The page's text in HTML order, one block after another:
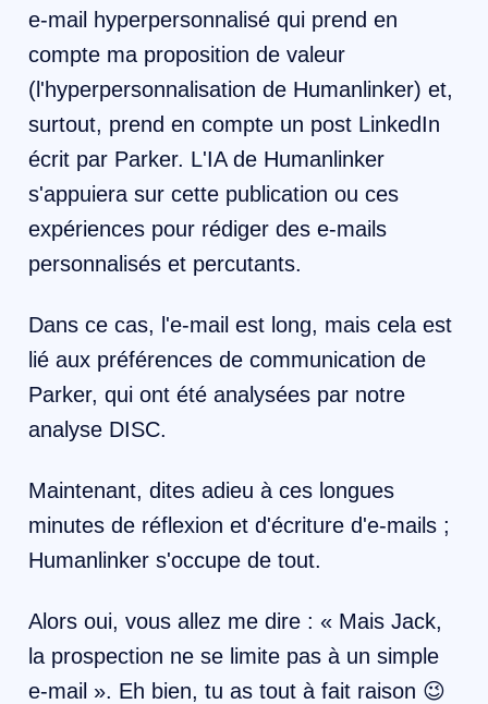
e-mail hyperpersonnalisé qui prend en
compte ma proposition de valeur
(l'hyperpersonnalisation de Humanlinker) et,
surtout, prend en compte un post LinkedIn
écrit par Parker. L'IA de Humanlinker
s'appuiera sur cette publication ou ces
expériences pour rédiger des e-mails
personnalisés et percutants.
Dans ce cas, l'e-mail est long, mais cela est
lié aux préférences de communication de
Parker, qui ont été analysées par notre
analyse DISC.
Maintenant, dites adieu à ces longues
minutes de réflexion et d'écriture d'e-mails ;
Humanlinker s'occupe de tout.
Alors oui, vous allez me dire : « Mais Jack,
la prospection ne se limite pas à un simple
e-mail ». Eh bien, tu as tout à fait raison 😉